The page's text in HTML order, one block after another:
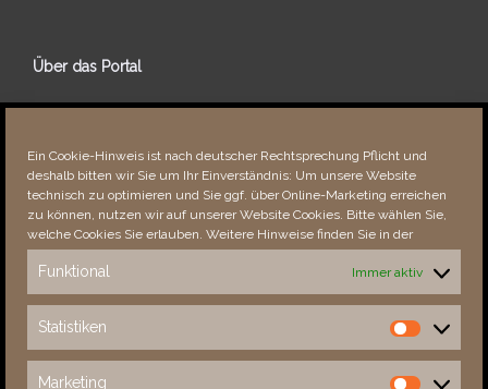
Ein Cookie-Hinweis ist nach deutscher Rechtsprechung Pflicht und
deshalb bitten wir Sie um Ihr Einverständnis: Um unsere Website
technisch zu optimieren und Sie ggf. über Online-Marketing erreichen
zu können, nutzen wir auf unserer Website Cookies. Bitte wählen Sie,
welche Cookies Sie erlauben. Weitere Hinweise finden Sie in der
Funktional Immer aktiv
Statistiken
Statistiken
Marketing
Über das Portal
Über dieses Portal
Fehler bemerkt?
Besucher seit 08/​2021